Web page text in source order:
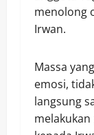
menolong
Irwan.
Massa
emosi,
langsung